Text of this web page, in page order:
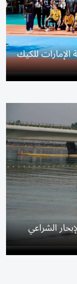
للكيك
الشراعي